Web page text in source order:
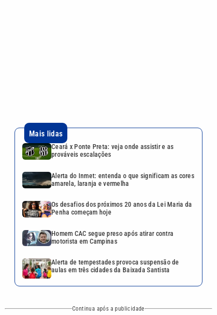
Alerta de tempestades provoca suspensão de
aulas em três cidades da Baixada Santista
Continua após a publicidade
VTV é afiliada do
SBT na Região
CATEGORIAS
Cotidiano
Mundo Polícia
NOS SIGA NAS